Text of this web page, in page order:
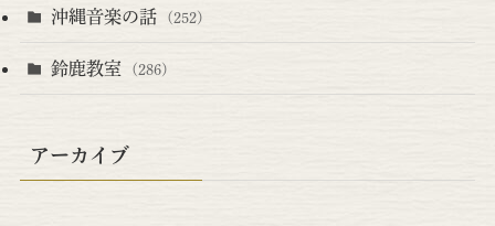
沖縄音楽の話 (252)
鈴鹿教室 (286)
アーカイブ